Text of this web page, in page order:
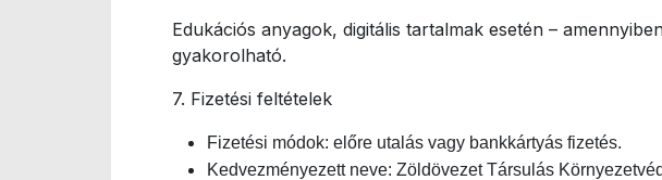
Edukációs anyagok, digitális tartalmak esetén –
gyakorolható.
7. Fizetési feltételek
Fizetési módok: előre utalás vagy bankkártyás fizetés.
Kedvezményezett neve: Zöldövezet Társulás